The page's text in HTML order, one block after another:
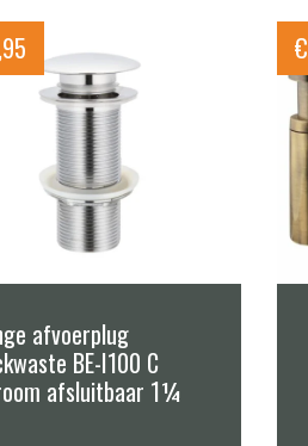
afvoerplug
BE-I100 C
afsluitbaar 1¼
€